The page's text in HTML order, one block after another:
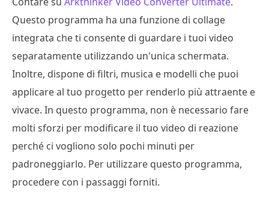
Questo programma ha una funzione di collage
integrata che ti consente di guardare i tuoi video
separatamente utilizzando un'unica schermata.
Inoltre, dispone di filtri, musica e modelli che puoi
applicare al tuo progetto per renderlo più attraente e
vivace. In questo programma, non è necessario fare
molti sforzi per modificare il tuo video di reazione
perché ci vogliono solo pochi minuti per
padroneggiarlo. Per utilizzare questo programma,
procedere con i passaggi forniti.